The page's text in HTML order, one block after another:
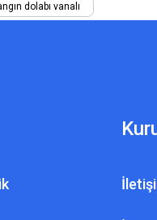
dolabı vanalı